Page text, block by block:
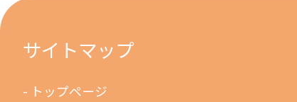
サイトマップ
トップページ